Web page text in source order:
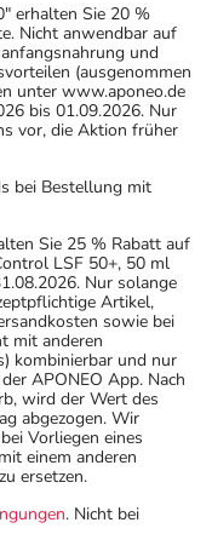
erhalten Sie 20 %
Nicht anwendbar auf
und
(ausgenommen
unter www.aponeo.de
bis 01.09.2026. Nur
vor, die Aktion früher
bei Bestellung mit
Sie 25 % Rabatt auf
LSF 50+, 50 ml
Nur solange
Artikel,
sowie bei
mit anderen
kombinierbar und nur
APONEO App. Nach
wird der Wert des
abgezogen. Wir
Vorliegen eines
einem anderen
ersetzen.
. Nicht bei